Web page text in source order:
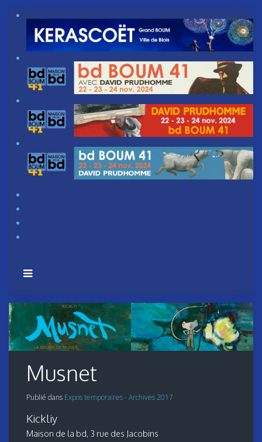
Musnet
Publié dans Expos temporaires - Archives 2017
Kickliy
Maison de la bd, 3 rue des Jacobins